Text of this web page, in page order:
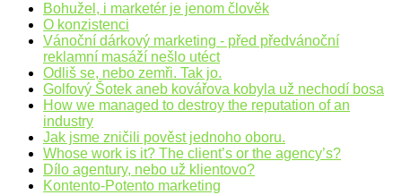
Bohužel, i marketér je jenom člověk
O konzistenci
Vánoční dárkový marketing - před předvánoční
reklamní masáží nešlo utéct
Odliš se, nebo zemři. Tak jo.
Golfový Šotek aneb kovářova kobyla už nechodí bosa
How we managed to destroy the reputation of an
industry
Jak jsme zničili pověst jednoho oboru.
Whose work is it? The client’s or the agency’s?
Dílo agentury, nebo už klientovo?
Kontento-Potento marketing